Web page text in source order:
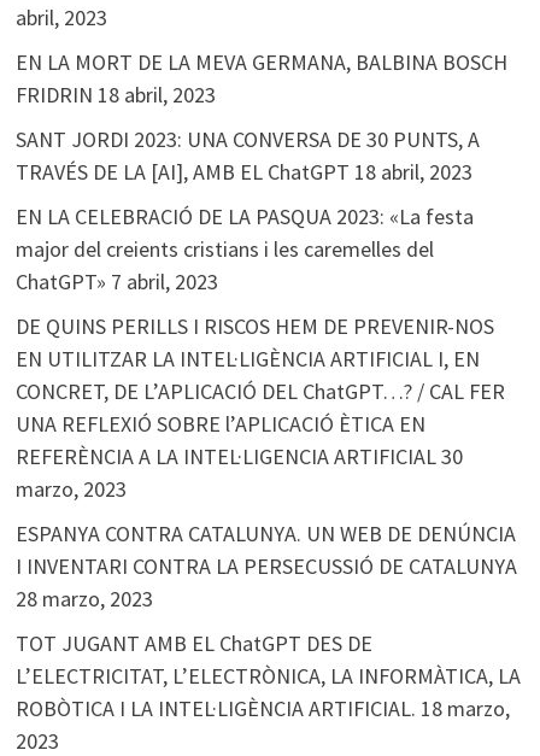
abril, 2023
EN LA MORT DE LA MEVA GERMANA, BALBINA BOSCH
FRIDRIN 18 abril, 2023
SANT JORDI 2023: UNA CONVERSA DE 30 PUNTS, A
TRAVÉS DE LA [AI], AMB EL ChatGPT 18 abril, 2023
EN LA CELEBRACIÓ DE LA PASQUA 2023: «La festa
major del creients cristians i les caremelles del
ChatGPT» 7 abril, 2023
DE QUINS PERILLS I RISCOS HEM DE PREVENIR-NOS
EN UTILITZAR LA INTEL·LIGÈNCIA ARTIFICIAL I, EN
CONCRET, DE L’APLICACIÓ DEL ChatGPT…? / CAL FER
UNA REFLEXIÓ SOBRE l’APLICACIÓ ÈTICA EN
REFERÈNCIA A LA INTEL·LIGENCIA ARTIFICIAL30
marzo, 2023
ESPANYA CONTRA CATALUNYA. UN WEB DE DENÚNCIA
I INVENTARI CONTRA LA PERSECUSSIÓ DE CATALUNYA
28 marzo, 2023
TOT JUGANT AMB EL ChatGPT DES DE
L’ELECTRICITAT, L’ELECTRÒNICA, LA INFORMÀTICA, LA
ROBÒTICA I LA INTEL·LIGÈNCIA ARTIFICIAL. 18 marzo,
2023